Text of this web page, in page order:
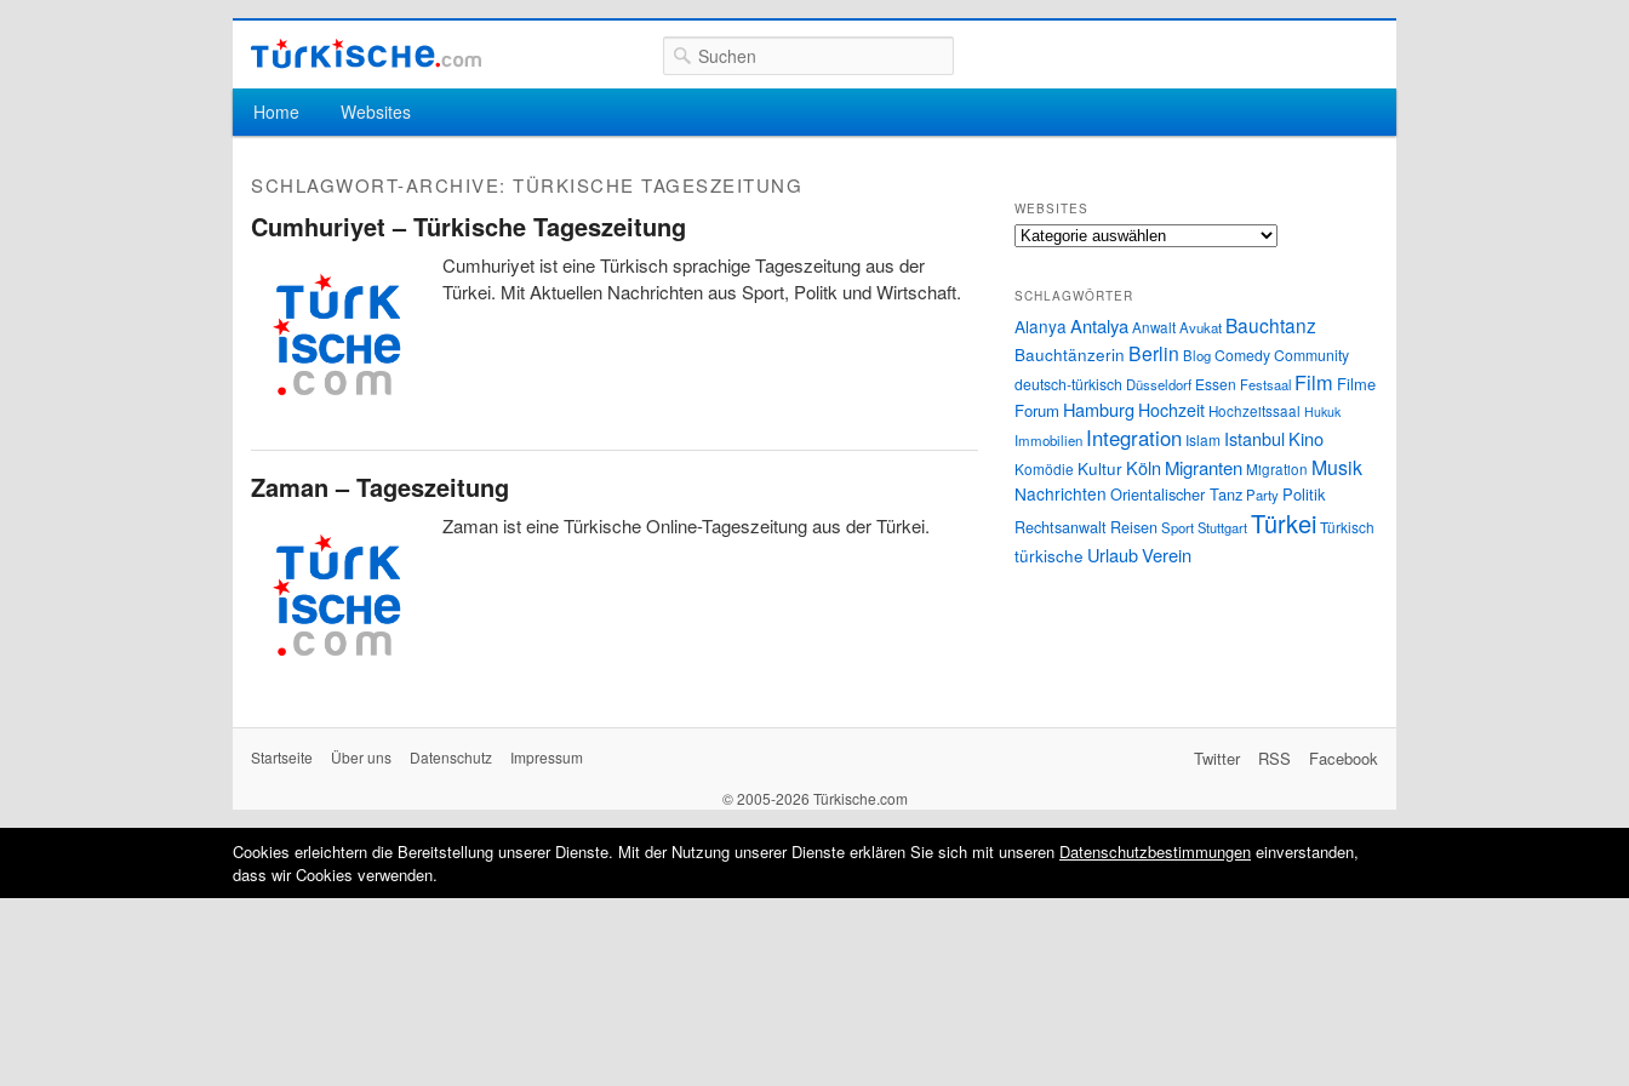
Suchen
Hauptmenü
Zum Inhalt wechseln
Zum sekundären Inhalt wechseln
Home Websites
SCHLAGWORT-ARCHIVE: TÜRKISCHE TAGESZEITUNG
Cumhuriyet – Türkische Tageszeitung
Cumhuriyet ist eine Türkisch sprachige Tageszeitung aus der
Türkei. Mit Aktuellen Nachrichten aus Sport, Politk und Wirtschaft.
Zaman – Tageszeitung
Zaman ist eine Türkische Online-Tageszeitung aus der Türkei.
WEBSITES
Websites
SCHLAGWÖRTER
Alanya AntalyaAnwaltAvukat Bauchtanz
Bauchtänzerin Berlin BlogComedyCommunity
deutsch-türkisch Düsseldorf Essen Festsaal Film Filme
Forum Hamburg Hochzeit Hochzeitssaal Hukuk
Immobilien Integration Islam IstanbulKino
Komödie Kultur Köln MigrantenMigration Musik
Nachrichten Orientalischer Tanz Party Politik
Rechtsanwalt ReisenSportStuttgartTürkeiTürkisch
türkische UrlaubVerein
Startseite Über uns Datenschutz Impressum Facebook
RSS
Twitter
© 2005-2026 Türkische.com
Cookies erleichtern die Bereitstellung unserer Dienste. Mit der Nutzung unserer Dienste erklären Sie sich mit unseren Datenschutzbestimmungen einverstanden,
dass wir Cookies verwenden.